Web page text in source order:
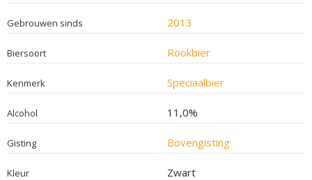
Gebrouwen sinds 2013
Biersoort Rookbier
Kenmerk Speciaalbier
Alcohol 11,0%
Gisting Bovengisting
Kleur Zwart